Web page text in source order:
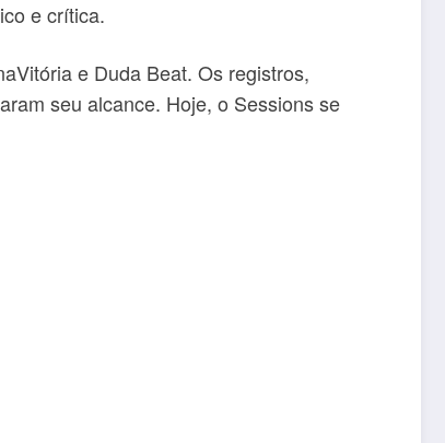
e crítica.
e Duda Beat. Os registros,
seu alcance. Hoje, o Sessions se